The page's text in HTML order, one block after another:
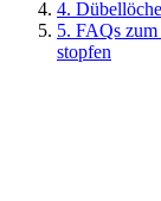
4.
5. FAQs
stopfen